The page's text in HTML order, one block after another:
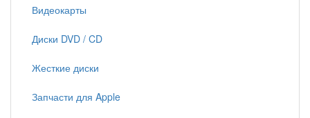
Видеокарты
Диски DVD / CD
Жесткие диски
Запчасти для Apple